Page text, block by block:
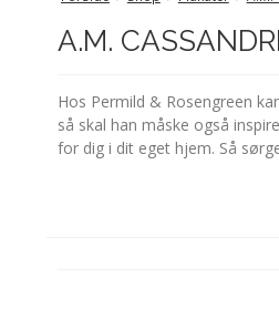
A.M.
Hos Permild & Rosengreen
så skal han måske også
for dig i dit eget hjem. Så